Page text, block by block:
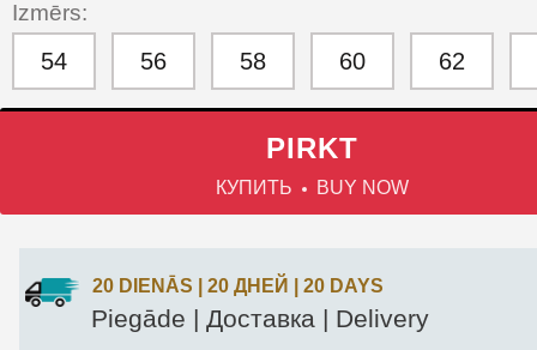
Izmērs:
54 56 58 60 62
PIRKT
КУПИТЬ BUY NOW
20 DIENĀS | 20 ДНЕЙ | 20 DAYS
Piegāde | Доставка | Delivery